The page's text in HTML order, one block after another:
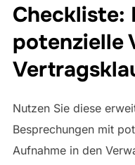
Checkliste:
potenzielle
Nutzen Sie diese
Besprechungen mit
Aufnahme in den